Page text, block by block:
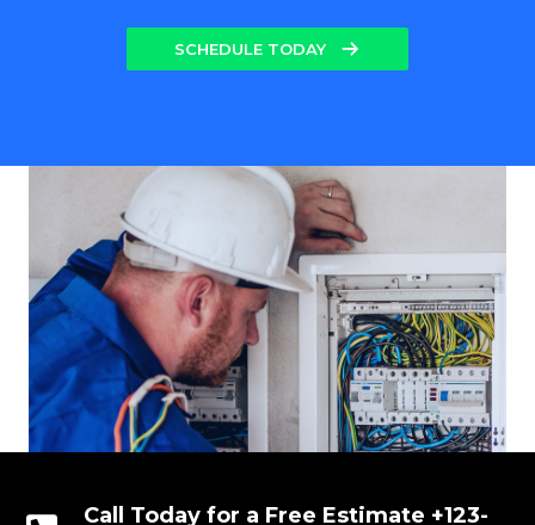
SCHEDULE TODAY
Call Today for a Free Estimate +123-